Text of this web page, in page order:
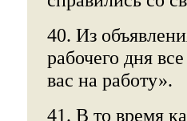
40. Из
рабочего дня
вас на работу».
41. В то время